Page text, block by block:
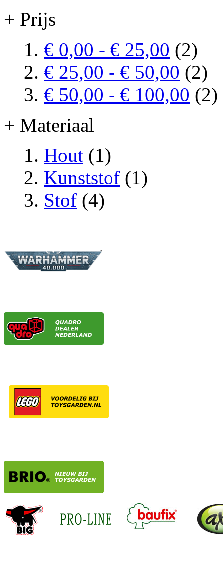
+ Prijs
€ 0,00 - € 25,00 (2)
€ 25,00 - € 50,00 (2)
€ 50,00 - € 100,00 (2)
+ Materiaal
Hout (1)
Kunststof (1)
Stof (4)